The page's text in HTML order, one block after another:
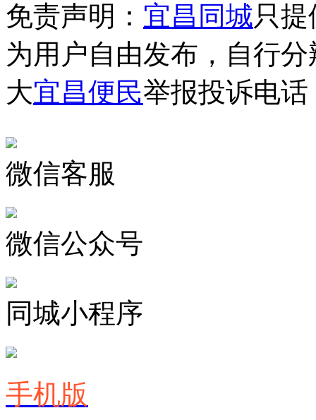
免责声明： 宜昌同城只
为用户自由发布，自行
大宜昌便民举报投诉电话
微信客服
微信公众号
同城小程序
手机版